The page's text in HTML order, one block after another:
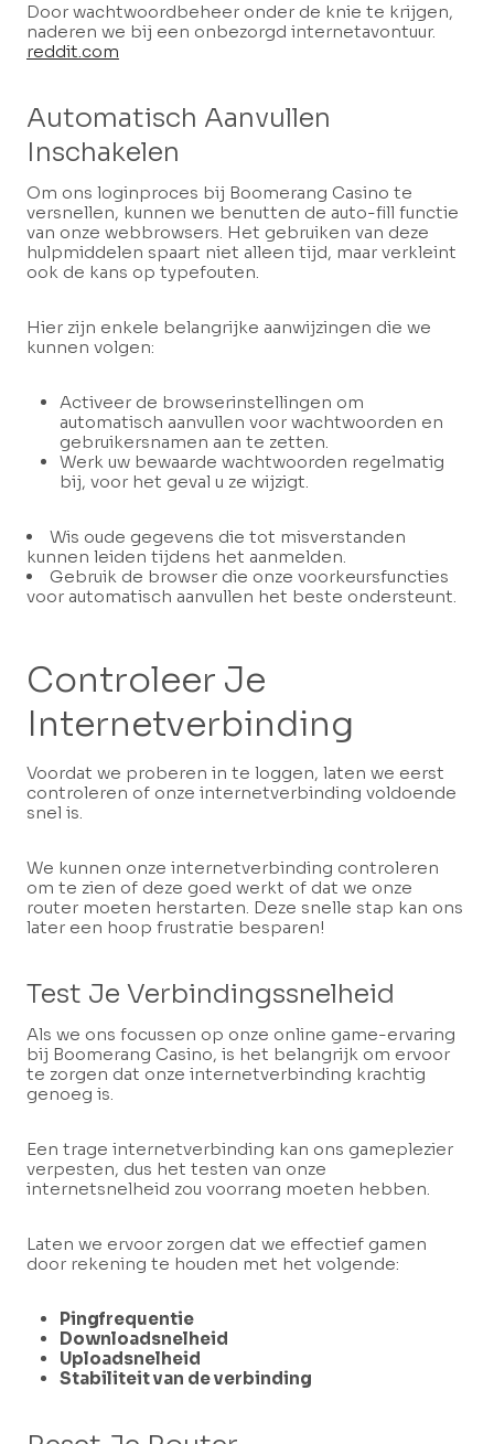
Door wachtwoordbeheer onder de knie te krijgen,
naderen we bij een onbezorgd internetavontuur.
reddit.com
Automatisch Aanvullen
Inschakelen
Om ons loginproces bij Boomerang Casino te
versnellen, kunnen we benutten de auto-fill functie
van onze webbrowsers. Het gebruiken van deze
hulpmiddelen spaart niet alleen tijd, maar verkleint
ook de kans op typefouten.
Hier zijn enkele belangrijke aanwijzingen die we
kunnen volgen:
Activeer de browserinstellingen om
automatisch aanvullen voor wachtwoorden en
gebruikersnamen aan te zetten.
Werk uw bewaarde wachtwoorden regelmatig
bij, voor het geval u ze wijzigt.
Wis oude gegevens die tot misverstanden
kunnen leiden tijdens het aanmelden.
Gebruik de browser die onze voorkeursfuncties
voor automatisch aanvullen het beste ondersteunt.
Controleer Je
Internetverbinding
Voordat we proberen in te loggen, laten we eerst
controleren of onze internetverbinding voldoende
snel is.
We kunnen onze internetverbinding controleren
om te zien of deze goed werkt of dat we onze
router moeten herstarten. Deze snelle stap kan ons
later een hoop frustratie besparen!
Test Je Verbindingssnelheid
Als we ons focussen op onze online game-ervaring
bij Boomerang Casino, is het belangrijk om ervoor
te zorgen dat onze internetverbinding krachtig
genoeg is.
Een trage internetverbinding kan ons gameplezier
verpesten, dus het testen van onze
internetsnelheid zou voorrang moeten hebben.
Laten we ervoor zorgen dat we effectief gamen
door rekening te houden met het volgende:
Pingfrequentie
Downloadsnelheid
Uploadsnelheid
Stabiliteit van de verbinding